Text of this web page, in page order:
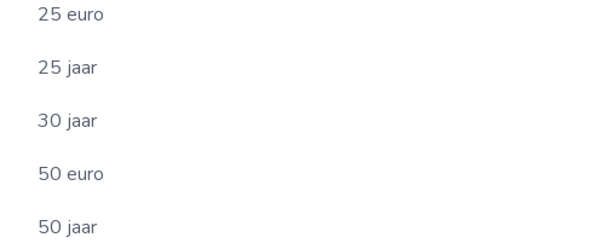
25 euro
25 jaar
30 jaar
50 euro
50 jaar